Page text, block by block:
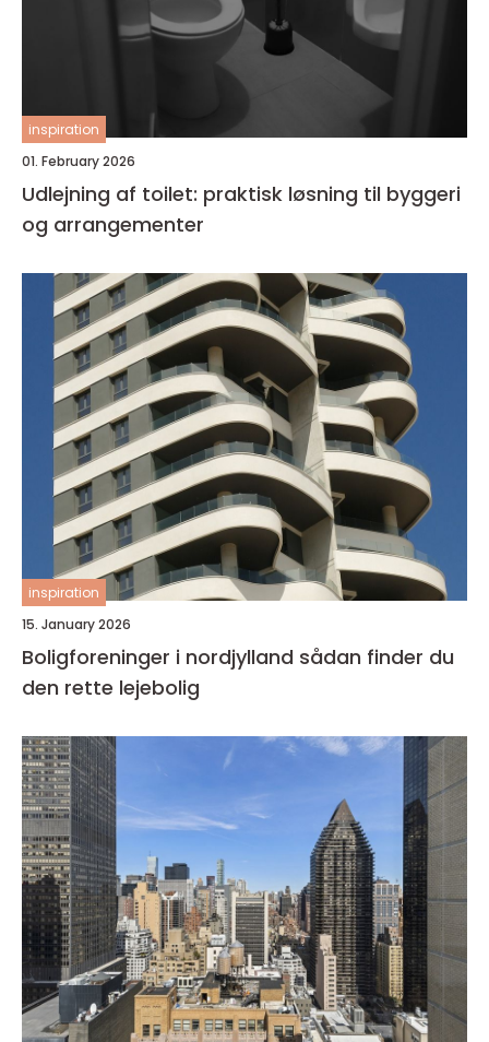
inspiration
01. February 2026
Udlejning af toilet: praktisk løsning til byggeri
og arrangementer
inspiration
15. January 2026
Boligforeninger i nordjylland sådan finder du
den rette lejebolig